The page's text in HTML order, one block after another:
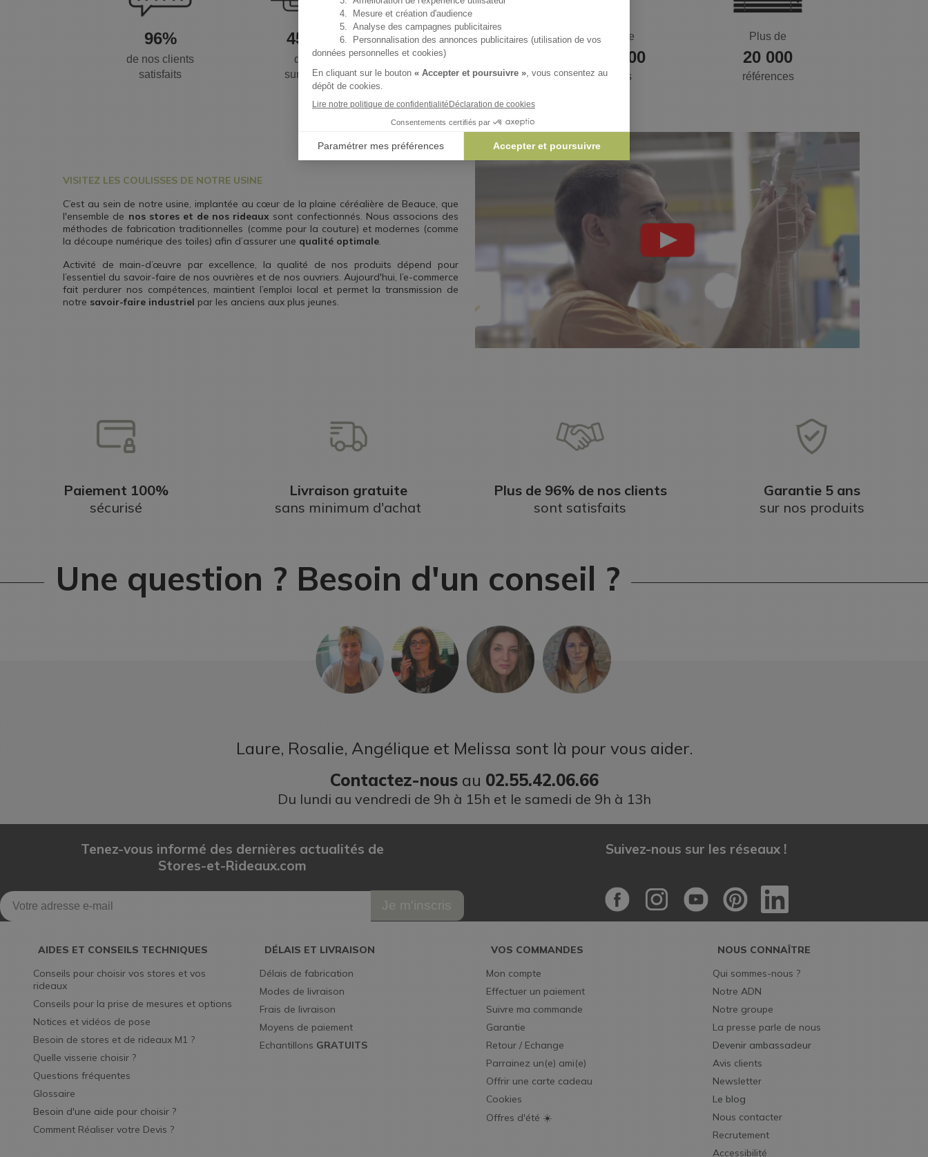
96%
de nos clients
satisfaits
45 ans
dans le
sur-mesure
Plus de
salariés
Plus de
350 000
clients
Plus de
20 000
références
VISITEZ LES COULISSES DE NOTRE USINE
C’est au sein de notre usine, implantée au cœur de la plaine céréalière de Beauce, que
l'ensemble de nos stores et de nos rideaux sont confectionnés. Nous associons des
méthodes de fabrication traditionnelles (comme pour la couture) et modernes (comme
la découpe numérique des toiles) afin d’assurer une qualité optimale.
Activité de main-d’œuvre par excellence, la qualité de nos produits dépend pour
l’essentiel du savoir-faire de nos ouvrières et de nos ouvriers. Aujourd'hui, l’e-commerce
fait perdurer nos compétences, maintient l’emploi local et permet la transmission de
notre savoir-faire industriel par les anciens aux plus jeunes.
Paiement 100%
sécurisé
Livraison gratuite
sans minimum d'achat
Plus de 96% de nos clients
sont satisfaits
Garantie 5 ans
sur nos produits
Une question ? Besoin d'un conseil ?
Laure, Rosalie, Angélique et Melissa sont là pour vous aider.
Contactez-nousau 02.55.42.06.66
Du lundi au vendredi de 9h à 15h et le samedi de 9h à 13h
Tenez-vous informé des dernières actualités de
Stores-et-Rideaux.com
Je m'inscris
Suivez-nous sur les réseaux !
AIDES ET CONSEILS TECHNIQUES
Conseils pour choisir vos stores et vos
rideaux
Conseils pour la prise de mesures et options
Notices et vidéos de pose
Besoin de stores et de rideaux M1 ?
Quelle visserie choisir ?
Questions fréquentes
Glossaire
Besoin d'une aide pour choisir ?
Comment Réaliser votre Devis ?
DÉLAIS ET LIVRAISON
Délais de fabrication
Modes de livraison
Frais de livraison
Moyens de paiement
Echantillons GRATUITS
VOS COMMANDES
Mon compte
Effectuer un paiement
Suivre ma commande
Garantie
Retour / Echange
Parrainez un(e) ami(e)
Offrir une carte cadeau
Cookies
Offres d'été ☀️
NOUS CONNAÎTRE
Qui sommes-nous ?
Notre ADN
Notre groupe
La presse parle de nous
Devenir ambassadeur
Avis clients
Newsletter
Le blog
Nous contacter
Recrutement
Accessibilité